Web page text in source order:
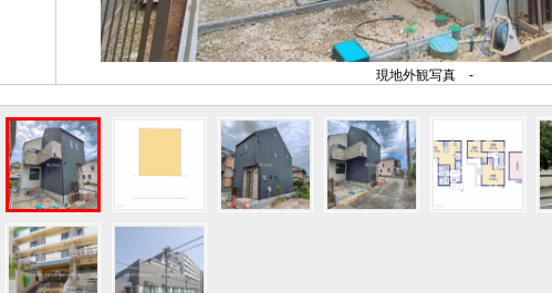
現地外観写真 -